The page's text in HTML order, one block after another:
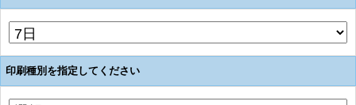
印刷種別を指定してください